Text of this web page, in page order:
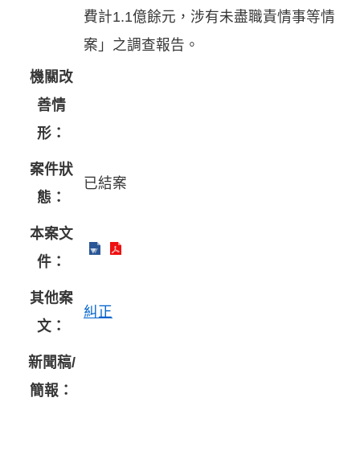
費計1.1億餘元，涉有未盡職責情事等情
案」之調查報告。
機關改
善情
形：
案件狀
態：
已結案
本案文
件：
其他案
文：
糾正
新聞稿/
簡報：